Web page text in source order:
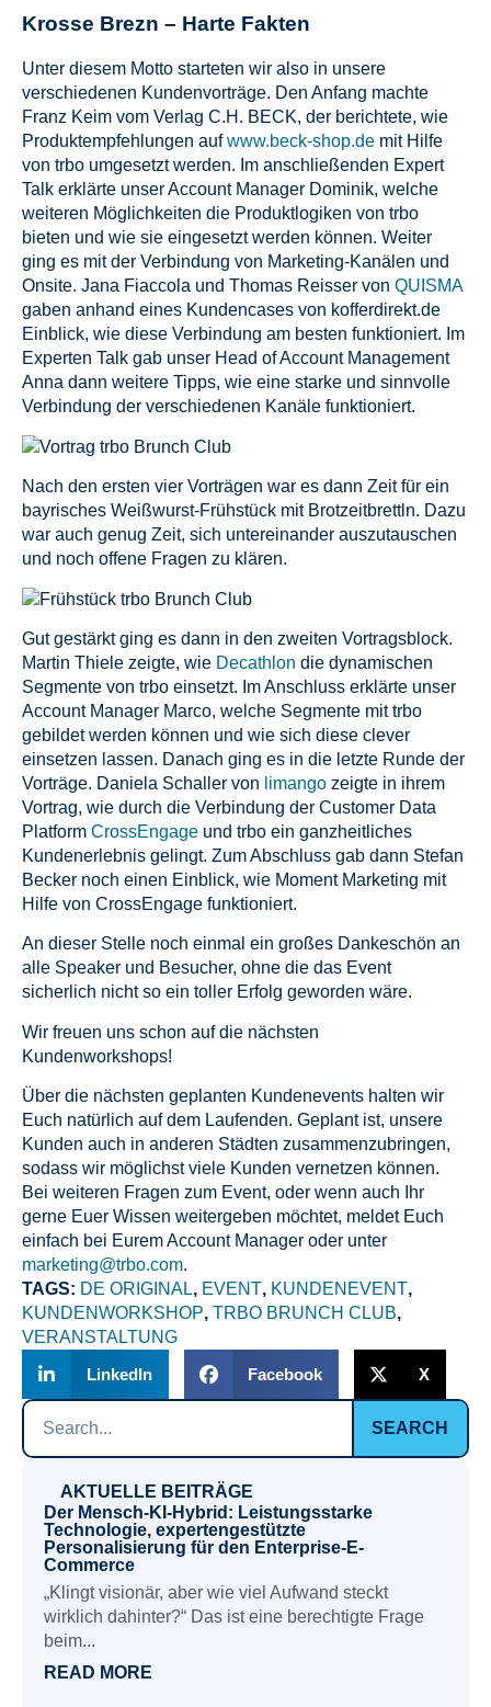
Krosse Brezn – Harte Fakten
Unter diesem Motto starteten wir also in unsere
verschiedenen Kundenvorträge. Den Anfang machte
Franz Keim vom Verlag C.H. BECK, der berichtete, wie
Produktempfehlungen aufwww.beck-shop.de mit Hilfe
von trbo umgesetzt werden. Im anschließenden Expert
Talk erklärte unser Account Manager Dominik, welche
weiteren Möglichkeiten die Produktlogiken von trbo
bieten und wie sie eingesetzt werden können. Weiter
ging es mit der Verbindung von Marketing-Kanälen und
Onsite. Jana Fiaccola und Thomas Reisser von QUISMA
gaben anhand eines Kundencases von kofferdirekt.de
Einblick, wie diese Verbindung am besten funktioniert. Im
Experten Talk gab unser Head of Account Management
Anna dann weitere Tipps, wie eine starke und sinnvolle
Verbindung der verschiedenen Kanäle funktioniert.
Nach den ersten vier Vorträgen war es dann Zeit für ein
bayrisches Weißwurst-Frühstück mit Brotzeitbrettln. Dazu
war auch genug Zeit, sich untereinander auszutauschen
und noch offene Fragen zu klären.
Gut gestärkt ging es dann in den zweiten Vortragsblock.
Martin Thiele zeigte, wie Decathlon die dynamischen
Segmente von trbo einsetzt. Im Anschluss erklärte unser
Account Manager Marco, welche Segmente mit trbo
gebildet werden können und wie sich diese clever
einsetzen lassen. Danach ging es in die letzte Runde der
Vorträge. Daniela Schaller von limango zeigte in ihrem
Vortrag, wie durch die Verbindung der Customer Data
Platform CrossEngage und trbo ein ganzheitliches
Kundenerlebnis gelingt. Zum Abschluss gab dann Stefan
Becker noch einen Einblick, wie Moment Marketing mit
Hilfe von CrossEngage funktioniert.
An dieser Stelle noch einmal ein großes Dankeschön an
alle Speaker und Besucher, ohne die das Event
sicherlich nicht so ein toller Erfolg geworden wäre.
Wir freuen uns schon auf die nächsten
Kundenworkshops!
Über die nächsten geplanten Kundenevents halten wir
Euch natürlich auf dem Laufenden. Geplant ist, unsere
Kunden auch in anderen Städten zusammenzubringen,
sodass wir möglichst viele Kunden vernetzen können.
Bei weiteren Fragen zum Event, oder wenn auch Ihr
gerne Euer Wissen weitergeben möchtet, meldet Euch
einfach bei Eurem Account Manager oder unter
marketing@trbo.com.
TAGS: DE ORIGINAL, EVENT, KUNDENEVENT,
KUNDENWORKSHOP, TRBO BRUNCH CLUB,
VERANSTALTUNG
LinkedIn
Facebook X
SEARCH
AKTUELLE BEITRÄGE
Der Mensch-KI-Hybrid: Leistungsstarke
Technologie, expertengestützte
Personalisierung für den Enterprise-E-
Commerce
„Klingt visionär, aber wie viel Aufwand steckt
wirklich dahinter?“ Das ist eine berechtigte Frage
beim...
READ MORE